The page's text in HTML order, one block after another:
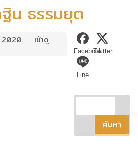
น ธรรมยุต
2020
เข้าดู
FacebookTwitter
Line